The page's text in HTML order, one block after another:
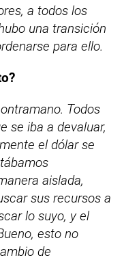
a todos los
una transición
para ello.
Todos
se iba a devaluar,
el dólar se
aislada,
sus recursos a
lo suyo, y el
esto no
de